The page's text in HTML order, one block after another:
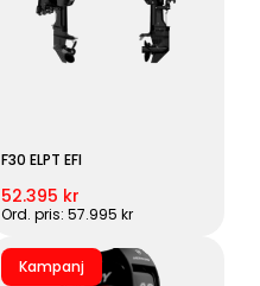
F30 ELPT EFI
52.395 kr
Ord. pris: 57.995 kr
Kampanj